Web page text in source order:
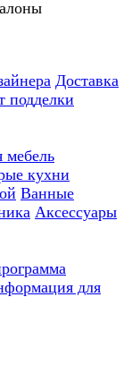
Доставка
подделки
мебель
кухни
Ванные
Аксессуары
для